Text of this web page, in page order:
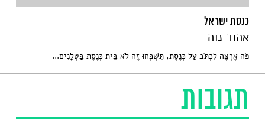
תגובות
כנסת ישראל
אהוד נוה
פֹּה אֶרְצֶה לִכְתֹּב עַל כְּנֶסֶת, תִּשְׁכְּחוּ זֶה לֹא בֵּית כְּנֶסֶת בַּטְלָנִים...